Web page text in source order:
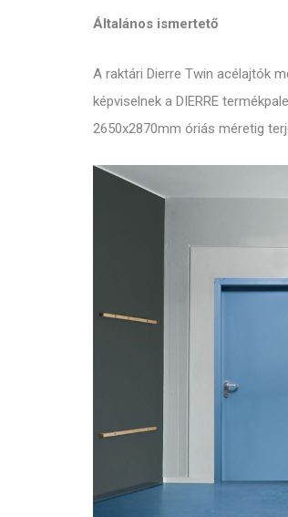
Általános ismertető
A raktári Dierre Twin acélajtók
képviselnek a DIERRE
2650x2870mm óriás méretig